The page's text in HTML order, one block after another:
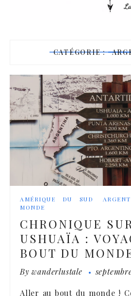
CATÉGORIE :
AMÉRIQUE DU SUD
MONDE
CHRONIQUE
USHUAÏA :
BOUT DU
Bywanderlustale
Aller au bout du monde !